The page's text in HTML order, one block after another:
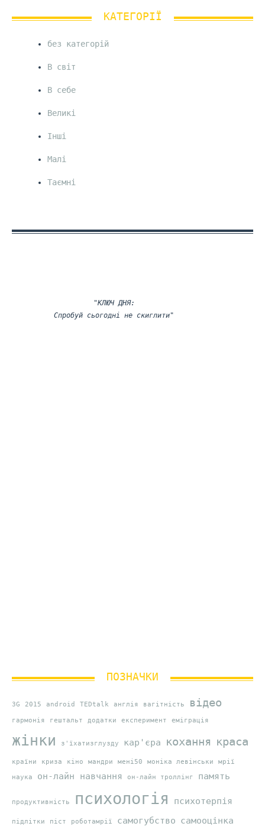
КАТЕГОРІЇ
без категорій
В світ
В себе
Великі
Інші
Малі
Таємні
"КЛЮЧ ДНЯ:
Спробуй сьогодні не скиглити"
ПОЗНАЧКИ
3G 2015 android TEDtalk англія вагітність відео
гармонія гештальт додатки експеримент еміграція
жінки з'їхатизглузду кар'єра кохання краса
країни криза кіно мандри мені50 моніка левінськи
мрії
наука
он-лайн навчання он-лайн троллінг память
продуктивність психологія психотерпія
підлітки піст роботамрії самогубство самооцінка